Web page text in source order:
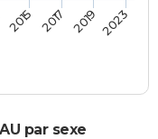
2015 2017 2019 2023
par sexe